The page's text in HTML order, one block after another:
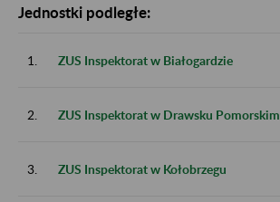
Jednostki podległe:
1. ZUS Inspektorat w Białogardzie
2. ZUS Inspektorat w Drawsku Pomorskim
3. ZUS Inspektorat w Kołobrzegu